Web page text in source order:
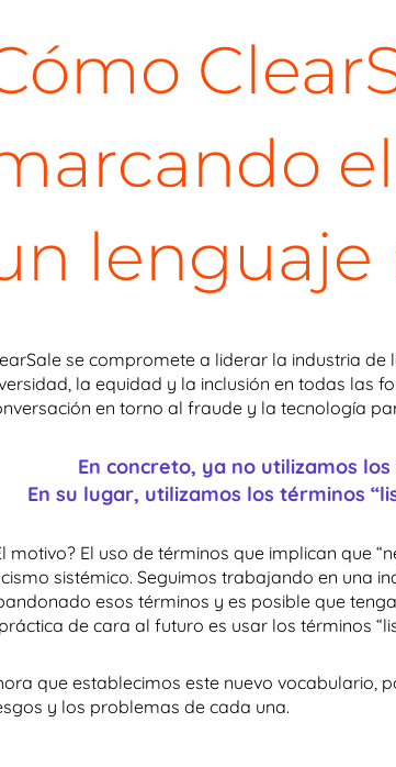
lenguaje
se compromete a liderar la industria
la equidad y la inclusión en todas las
en torno al fraude y la tecnología
En concreto, ya no utilizamos
En su lugar, utilizamos los términos
motivo? El uso de términos que implican que
sistémico. Seguimos trabajando en una
esos términos y es posible que
de cara al futuro es usar los términos
que establecimos este nuevo vocabulario,
y los problemas de cada una.